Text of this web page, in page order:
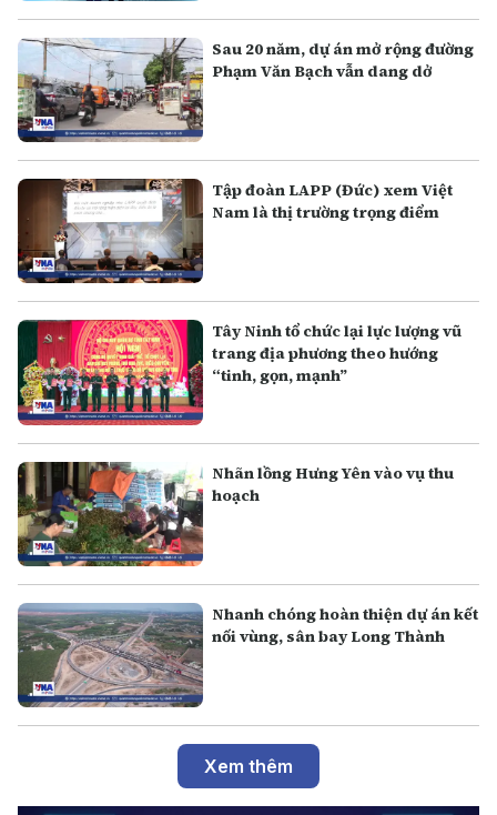
Sau 20 năm, dự án mở rộng đường
Phạm Văn Bạch vẫn dang dở
Tập đoàn LAPP (Đức) xem Việt
Nam là thị trường trọng điểm
Tây Ninh tổ chức lại lực lượng vũ
trang địa phương theo hướng
“tinh, gọn, mạnh”
Nhãn lồng Hưng Yên vào vụ thu
hoạch
Nhanh chóng hoàn thiện dự án kết
nối vùng, sân bay Long Thành
Xem thêm